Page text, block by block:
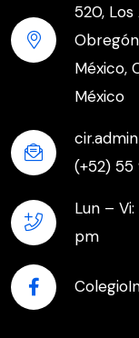
520, Los
México,
México
(+52) 55
Lun –
pm